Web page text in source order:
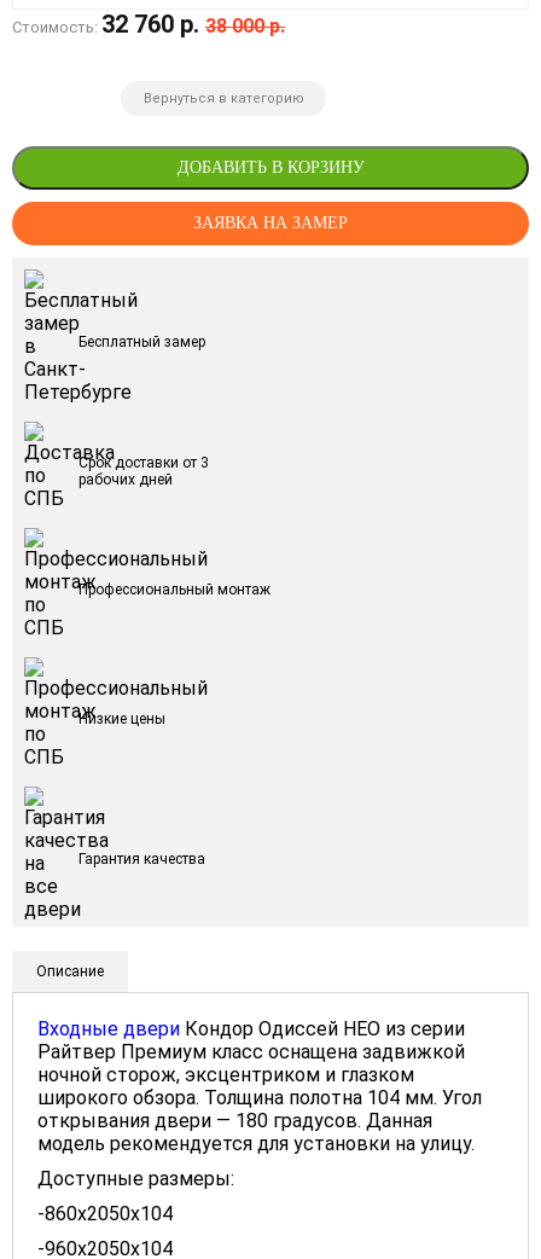
Стоимость: 32 760 р. 38 000 р.
Вернуться в категорию
ДОБАВИТЬ В КОРЗИНУ
ЗАЯВКА НА ЗАМЕР
Бесплатный замер
Срок доставки от 3
рабочих дней
Профессиональный монтаж
Низкие цены
Гарантия качества
Описание
Входные двери Кондор Одиссей НЕО из серии
Райтвер Премиум класс оснащена задвижкой
ночной сторож, эксцентриком и глазком
широкого обзора. Толщина полотна 104 мм. Угол
открывания двери — 180 градусов. Данная
модель рекомендуется для установки на улицу.
Доступные размеры:
-860x2050x104
-960x2050x104